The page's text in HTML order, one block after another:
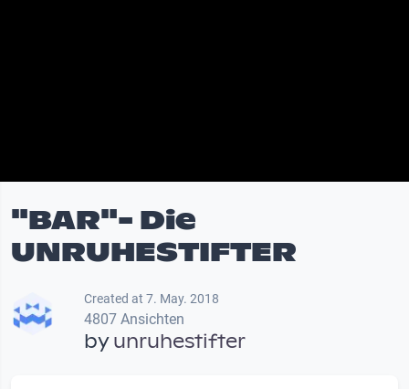
"BAR"- Die
UNRUHESTIFTER
Created at 7. May. 2018
4807 Ansichten
byunruhestifter